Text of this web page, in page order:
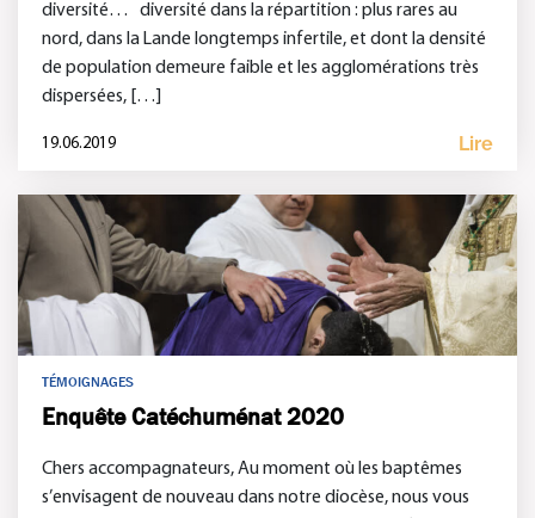
diversité… diversité dans la répartition : plus rares au
nord, dans la Lande longtemps infertile, et dont la densité
de population demeure faible et les agglomérations très
dispersées, […]
19.06.2019 Lire
TÉMOIGNAGES
Enquête Catéchuménat 2020
Chers accompagnateurs, Au moment où les baptêmes
s’envisagent de nouveau dans notre diocèse, nous vous